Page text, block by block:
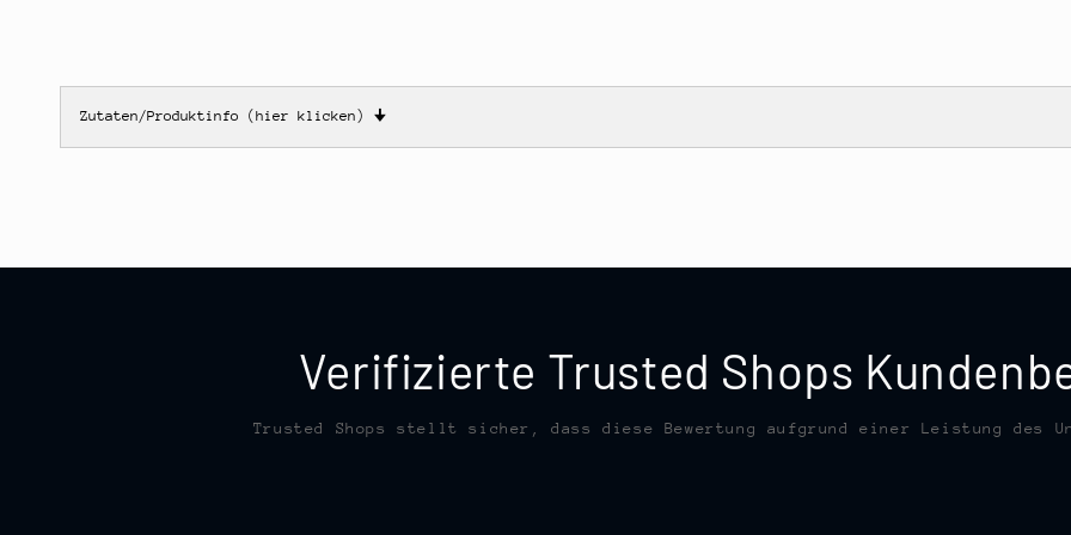
Zutaten/Produktinfo (hier klicken) 🠋
Verifizierte Trusted Shops
Trusted Shops stellt sicher, dass diese Bewertung aufgrund einer Leistung des